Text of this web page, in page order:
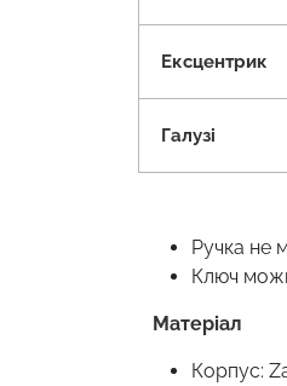
Ексцентрик
Галузі
Ручка не
Ключ
Матеріал
Корпус: